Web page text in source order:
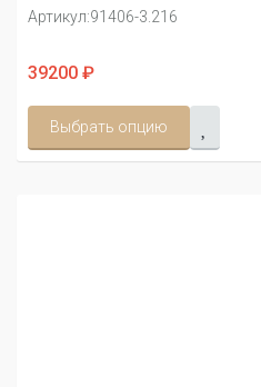
Артикул:91406-3.216
39200 ₽
Выбрать опцию